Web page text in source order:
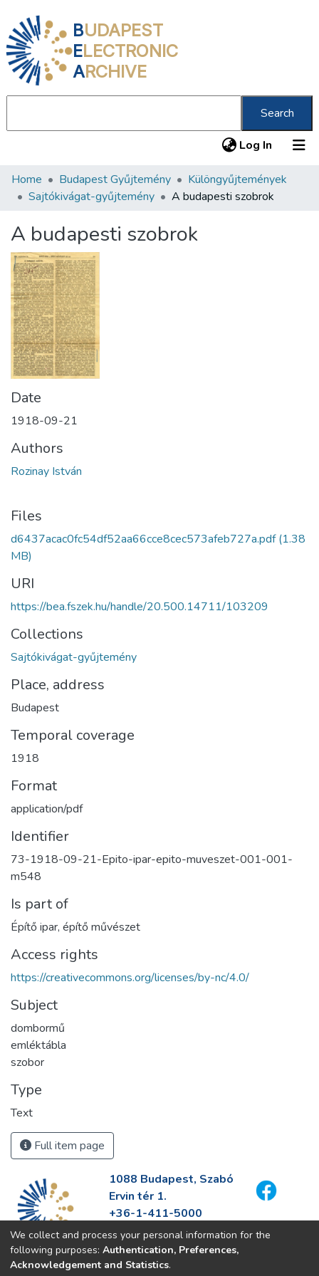
BUDAPEST
ELECTRONIC
ARCHIVE
Search
Log In (current)
Communities & Collections
Statistics
About us
Home Budapest Gyűjtemény
Különgyűjtemények
Sajtókivágat-gyűjtemény
A budapesti szobrok
A budapesti szobrok
Date
1918-09-21
Authors
Rozinay István
Files
d6437acac0fc54df52aa66cce8cec573afeb727a.pdf(1.38
MB)
URI
https://bea.fszek.hu/handle/20.500.14711/103209
Collections
Sajtókivágat-gyűjtemény
Place, address
Budapest
Temporal coverage
1918
Format
application/pdf
Identifier
73-1918-09-21-Epito-ipar-epito-muveszet-001-001-
m548
Is part of
Építő ipar, építő művészet
Access rights
https://creativecommons.org/licenses/by-nc/4.0/
Subject
dombormű
emléktábla
szobor
Type
Text
Full item page
1088 Budapest, Szabó
Ervin tér 1.
+36-1-411-5000
info@fszek.hu
https://fszek.hu
We collect and process your personal information for the
following purposes: Authentication, Preferences,
Acknowledgement and Statistics.